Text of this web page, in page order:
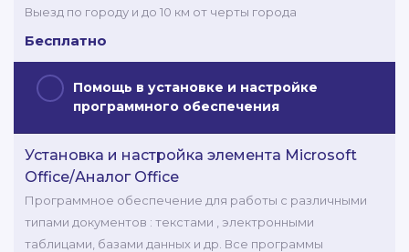
Выезд по городу и до 10 км от черты города
Бесплатно
Помощь в установке и настройке
программного обеспечения
Установка и настройка элемента Microsoft
Office/Аналог Office
Программное обеспечение для работы с различными
типами документов : текстами , электронными
таблицами, базами данных и др. Все программы